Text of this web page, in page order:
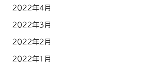
2022年4月
2022年3月
2022年2月
2022年1月